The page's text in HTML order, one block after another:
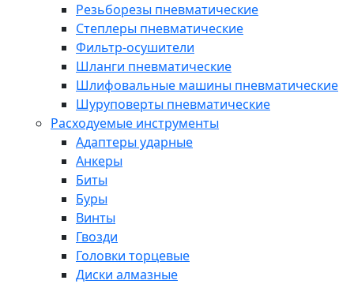
Резьборезы пневматические
Степлеры пневматические
Фильтр-осушители
Шланги пневматические
Шлифовальные машины пневматические
Шуруповерты пневматические
Расходуемые инструменты
Адаптеры ударные
Анкеры
Биты
Буры
Винты
Гвозди
Головки торцевые
Диски алмазные